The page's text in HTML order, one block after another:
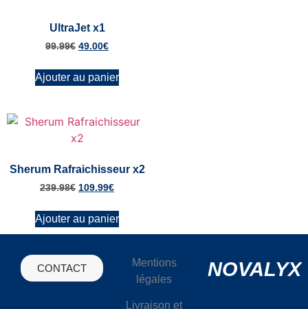
UltraJet x1
99.99€ 49.00€
Ajouter au panier
Sherum Rafraichisseur x2
239.98€ 109.99€
Ajouter au panier
CONTACT
Mentions
légales
Livraison et
NOVALYX